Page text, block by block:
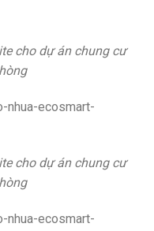
cho dự án chung cư
cho dự án chung cư